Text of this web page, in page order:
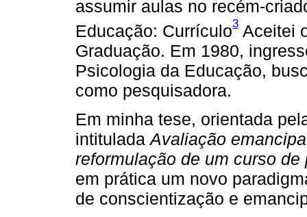
assumir aulas no recém-
Educação: Currículo3 Aceitei
Graduação. Em 1980,
Psicologia da Educação,
como pesquisadora.
Em minha tese, orientada
intituladaAvaliação
reformulação de um curso de
em prática um novo
de conscientização e